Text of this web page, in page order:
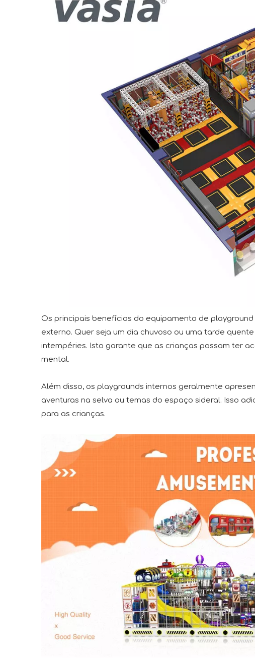
Os principais benefícios do equipamento de
externo. Quer seja um dia chuvoso ou uma tarde
intempéries. Isto garante que as crianças possam ter
mental.
Além disso, os playgrounds internos geralmente
aventuras na selva ou temas do espaço sideral. Isso
para as crianças.